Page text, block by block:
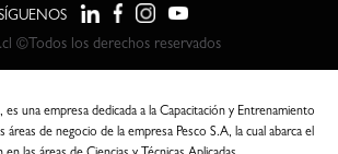
©Todos los derechos reservados
es una empresa dedicada a la Capacitación y Entrenamiento
áreas de negocio de la empresa Pesco S.A, la cual abarca el